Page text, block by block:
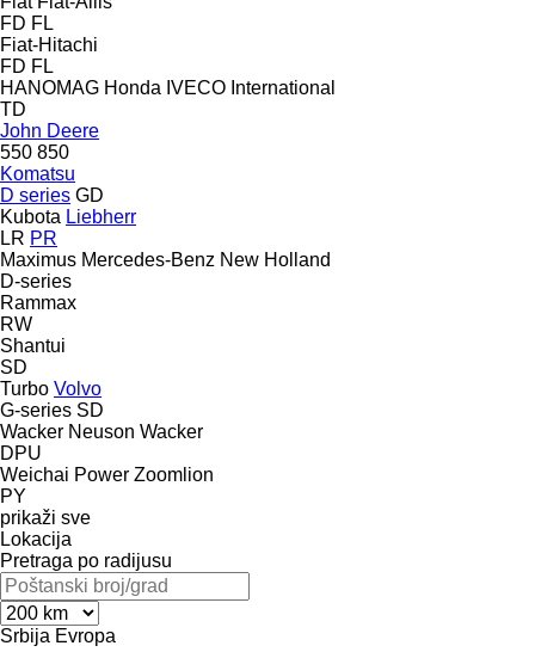
FD FL
Fiat-Hitachi
FD FL
HANOMAG Honda IVECO International
TD
John Deere
550 850
Komatsu
D series GD
Kubota Liebherr
LR PR
Maximus Mercedes-Benz New Holland
D-series
Rammax
RW
Shantui
SD
Turbo Volvo
G-series SD
Wacker Neuson Wacker
DPU
Weichai Power Zoomlion
PY
prikaži sve
Lokacija
Pretraga po radijusu
Srbija Evropa